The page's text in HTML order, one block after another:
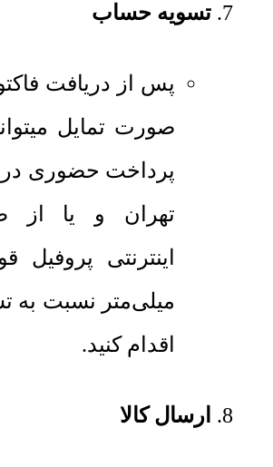
تسویه حساب
پس از دریافت
صورت تمایل
پرداخت حضوری
تهران و یا از
میلی‌متر نسبت به
اقدام کنید.
ارسال کالا